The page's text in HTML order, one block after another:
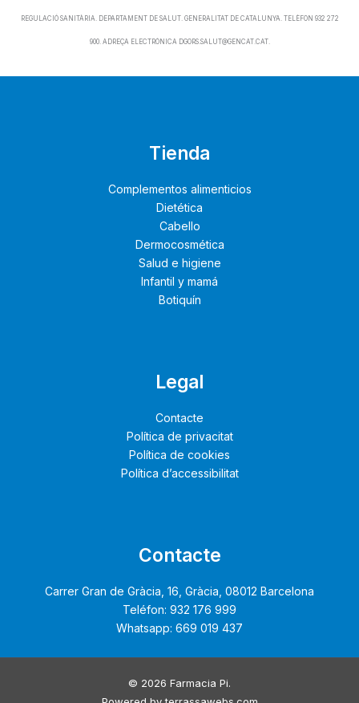
REGULACIÓ SANITÀRIA. DEPARTAMENT DE SALUT. GENERALITAT DE CATALUNYA. TELÈFON 932 272
900. ADREÇA ELECTRÒNICA DGORS.SALUT@GENCAT.CAT.
Tienda
Complementos alimenticios
Dietética
Cabello
Dermocosmética
Salud e higiene
Infantil y mamá
Botiquín
Legal
Contacte
Política de privacitat
Política de cookies
Política d’accessibilitat
Contacte
Carrer Gran de Gràcia, 16, Gràcia, 08012 Barcelona
Teléfon: 932 176 999
Whatsapp: 669 019 437
© 2026 Farmacia Pi.